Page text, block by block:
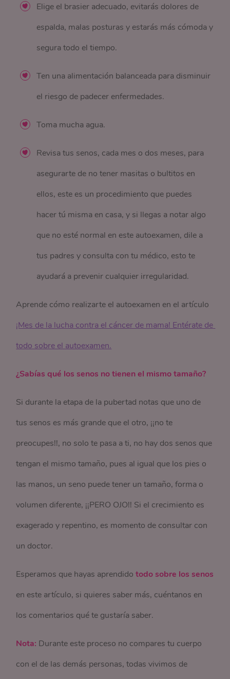
Elige el brasier adecuado, evitarás dolores de
espalda, malas posturas y estarás más cómoda y
segura todo el tiempo.
Ten una alimentación balanceada para disminuir
el riesgo de padecer enfermedades.
Toma mucha agua.
Revisa tus senos, cada mes o dos meses, para
asegurarte de no tener masitas o bultitos en
ellos, este es un procedimiento que puedes
hacer tú misma en casa, y si llegas a notar algo
que no esté normal en este autoexamen, dile a
tus padres y consulta con tu médico, esto te
ayudará a prevenir cualquier irregularidad.
Aprende cómo realizarte el autoexamen en el artículo
¡Mes de la lucha contra el cáncer de mama! Entérate de
todo sobre el autoexamen.
¿Sabías qué los senos no tienen el mismo tamaño?
Si durante la etapa de la pubertad notas que uno de
tus senos es más grande que el otro, ¡¡no te
preocupes!!, no solo te pasa a ti, no hay dos senos que
tengan el mismo tamaño, pues al igual que los pies o
las manos, un seno puede tener un tamaño, forma o
volumen diferente, ¡¡PERO OJO!! Si el crecimiento es
exagerado y repentino, es momento de consultar con
un doctor.
Esperamos que hayas aprendidotodo sobre los senos
en este artículo, si quieres saber más, cuéntanos en
los comentarios qué te gustaría saber.
Nota: Durante este proceso no compares tu cuerpo
con el de las demás personas, todas vivimos de